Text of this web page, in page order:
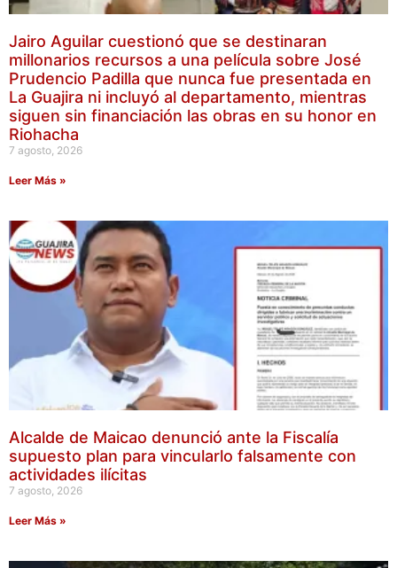
Jairo Aguilar cuestionó que se destinaran
millonarios recursos a una película sobre José
Prudencio Padilla que nunca fue presentada en
La Guajira ni incluyó al departamento, mientras
siguen sin financiación las obras en su honor en
Riohacha
7 agosto, 2026
Leer Más »
Alcalde de Maicao denunció ante la Fiscalía
supuesto plan para vincularlo falsamente con
actividades ilícitas
7 agosto, 2026
Leer Más »